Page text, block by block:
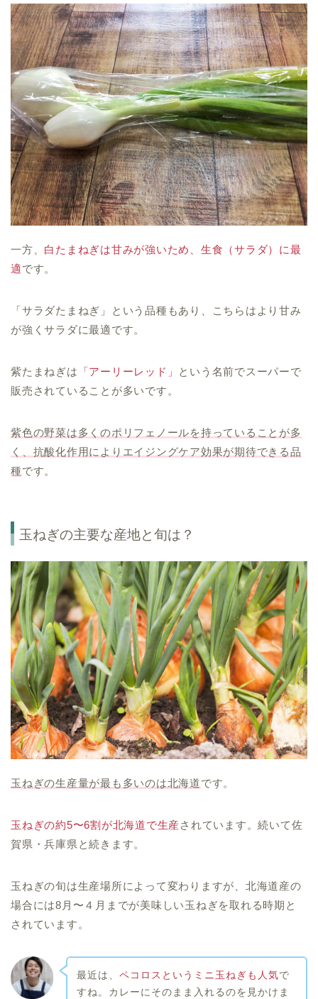
一方、 白たまねぎは甘みが強いため、生食（サラダ）に最
適です。
「サラダたまねぎ」という品種もあり、こちらはより甘み
が強くサラダに最適です。
紫たまねぎは 「アーリーレッド」 という名前でスーパーで
販売されていることが多いです。
紫色の野菜は多くのポリフェノールを持っていることが多
く、抗酸化作用によりエイジングケア効果が期待できる品
種です。
玉ねぎの主要な産地と旬は？
玉ねぎの生産量が最も多いのは北海道です。
玉ねぎの約5〜6割が北海道で生産 されています。続いて佐
賀県・兵庫県と続きます。
玉ねぎの旬は生産場所によって変わりますが、北海道産の
場合には8月〜４月までが美味しい玉ねぎを取れる時期と
されています。
最近は、 ペコロスというミニ玉ねぎも人気で
すね。カレーにそのまま入れるのを見かけま